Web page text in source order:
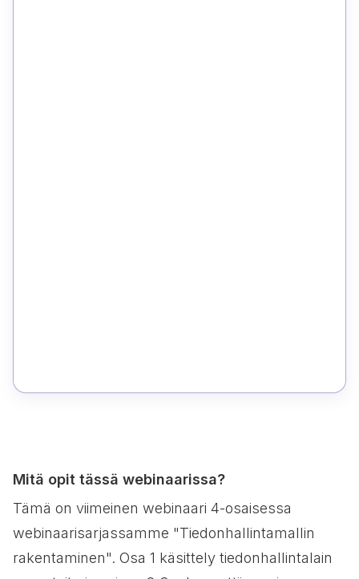
Mitä opit tässä webinaarissa?
Tämä on viimeinen webinaari 4-osaisessa
webinaarisarjassamme "Tiedonhallintamallin
rakentaminen". Osa 1 käsittely tiedonhallintalain